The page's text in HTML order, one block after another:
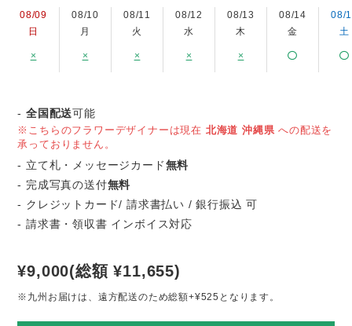
08/09
日
×
08/10
月
×
08/11
火
×
08/12
水
×
08/13
木
×
08/14
金
08/
土
-全国配送可能
※こちらのフラワーデザイナーは現在 北海道沖縄県への配送を
承っておりません。
- 立て札・メッセージカード無料
- 完成写真の送付無料
- クレジットカード/ 請求書払い / 銀行振込 可
- 請求書・領収書 インボイス対応
¥9,000(総額 ¥11,655)
※九州お届けは、遠方配送のため総額+¥525となります。